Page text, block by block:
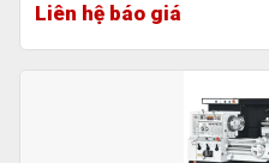
Liên hệ báo giá